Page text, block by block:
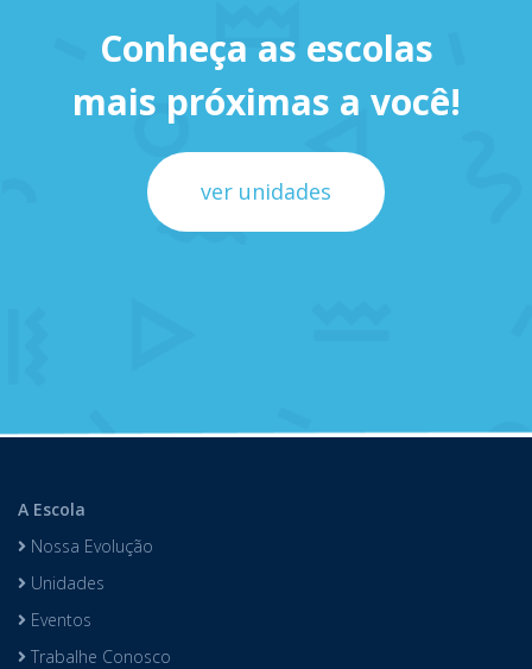
Conheça as escolas
mais próximas a você!
ver unidades
A Escola
Nossa Evolução
Unidades
Eventos
Trabalhe Conosco